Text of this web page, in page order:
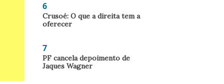
6
Crusoé: O que a direita tem a
oferecer
7
PF cancela depoimento de
Jaques Wagner